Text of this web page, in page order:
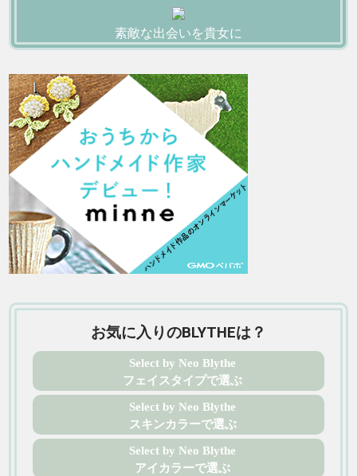
素敵な出会いを貴女に
お気に入りのBLYTHEは？
Select by Neo Blythe
フェイスタイプで選ぶ
Select by Neo Blythe
スキンカラーで選ぶ
Select by Neo Blythe
アイカラーで選ぶ